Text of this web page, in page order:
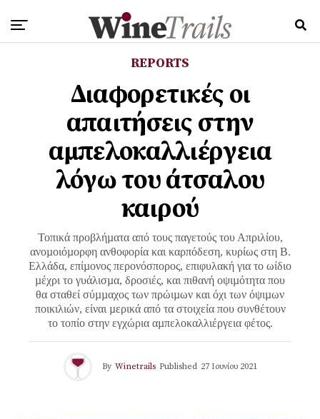
REPORTS
Διαφορετικές οι
απαιτήσεις στην
αμπελοκαλλιέργεια
λόγω του άτσαλου
καιρού
Τοπικά προβλήµατα από τους παγετούς του Απριλίου,
ανοµοιόµορφη ανθοφορία και καρπόδεση, κυρίως στη Β.
Ελλάδα, επίµονος περονόσπορος, επιφυλακή για το ωίδιο
µέχρι το γυάλισµα, δροσιές, και πιθανή οψιµότητα που
θα σταθεί σύµµαχος των πρώιµων και όχι των όψιµων
ποικιλιών, είναι µερικά από τα στοιχεία που συνθέτουν
το τοπίο στην εγχώρια αµπελοκαλλιέργεια φέτος.
By Winetrails Published 27 Ιουνίου 2021